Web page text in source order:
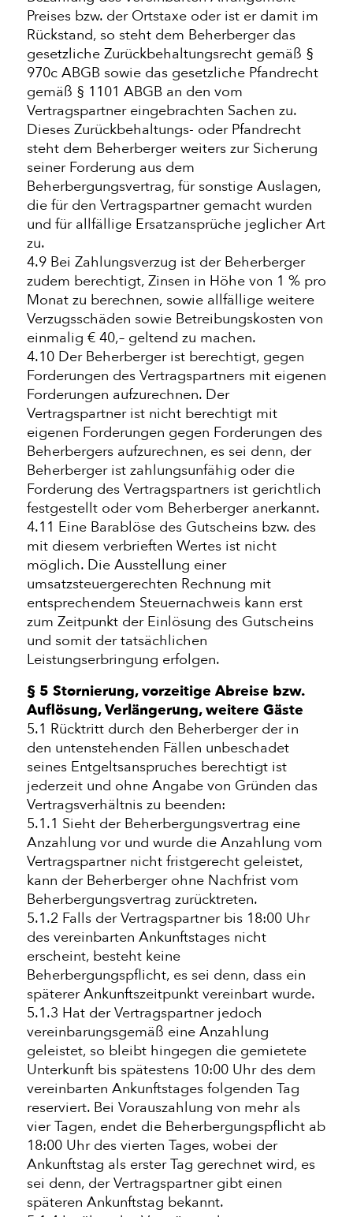
Preises bzw. der Ortstaxe oder ist er damit im
Rückstand, so steht dem Beherberger das
gesetzliche Zurückbehaltungsrecht gemäß §
970c ABGB sowie das gesetzliche Pfandrecht
gemäß § 1101 ABGB an den vom
Vertragspartner eingebrachten Sachen zu.
Dieses Zurückbehaltungs- oder Pfandrecht
steht dem Beherberger weiters zur Sicherung
seiner Forderung aus dem
Beherbergungsvertrag, für sonstige Auslagen,
die für den Vertragspartner gemacht wurden
und für allfällige Ersatzansprüche jeglicher Art
zu.
4.9 Bei Zahlungsverzug ist der Beherberger
zudem berechtigt, Zinsen in Höhe von 1 % pro
Monat zu berechnen, sowie allfällige weitere
Verzugsschäden sowie Betreibungskosten von
einmalig € 40,– geltend zu machen.
4.10 Der Beherberger ist berechtigt, gegen
Forderungen des Vertragspartners mit eigenen
Forderungen aufzurechnen. Der
Vertragspartner ist nicht berechtigt mit
eigenen Forderungen gegen Forderungen des
Beherbergers aufzurechnen, es sei denn, der
Beherberger ist zahlungsunfähig oder die
Forderung des Vertragspartners ist gerichtlich
festgestellt oder vom Beherberger anerkannt.
4.11 Eine Barablöse des Gutscheins bzw. des
mit diesem verbrieften Wertes ist nicht
möglich. Die Ausstellung einer
umsatzsteuergerechten Rechnung mit
entsprechendem Steuernachweis kann erst
zum Zeitpunkt der Einlösung des Gutscheins
und somit der tatsächlichen
Leistungserbringung erfolgen.
§ 5 Stornierung, vorzeitige Abreise bzw.
Auflösung, Verlängerung, weitere Gäste
5.1 Rücktritt durch den Beherberger der in
den untenstehenden Fällen unbeschadet
seines Entgeltsanspruches berechtigt ist
jederzeit und ohne Angabe von Gründen das
Vertragsverhältnis zu beenden:
5.1.1 Sieht der Beherbergungsvertrag eine
Anzahlung vor und wurde die Anzahlung vom
Vertragspartner nicht fristgerecht geleistet,
kann der Beherberger ohne Nachfrist vom
Beherbergungsvertrag zurücktreten.
5.1.2 Falls der Vertragspartner bis 18:00 Uhr
des vereinbarten Ankunftstages nicht
erscheint, besteht keine
Beherbergungspflicht, es sei denn, dass ein
späterer Ankunftszeitpunkt vereinbart wurde.
5.1.3 Hat der Vertragspartner jedoch
vereinbarungsgemäß eine Anzahlung
geleistet, so bleibt hingegen die gemietete
Unterkunft bis spätestens 10:00 Uhr des dem
vereinbarten Ankunftstages folgenden Tag
reserviert. Bei Vorauszahlung von mehr als
vier Tagen, endet die Beherbergungspflicht ab
18:00 Uhr des vierten Tages, wobei der
Ankunftstag als erster Tag gerechnet wird, es
sei denn, der Vertragspartner gibt einen
späteren Ankunftstag bekannt.